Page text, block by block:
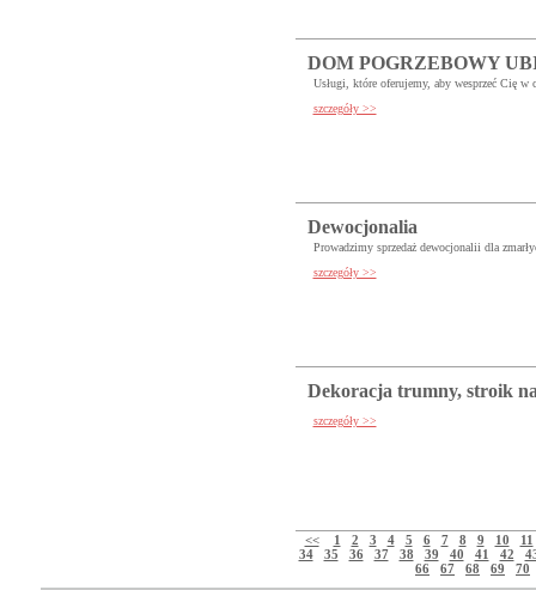
DOM POGRZEBOWY
Usługi, które oferujemy, aby wesprzeć Cię w
szczegóły >>
Dewocjonalia
Prowadzimy sprzedaż dewocjonalii dla
szczegóły >>
Dekoracja trumny, stroik
szczegóły >>
<< 1 2 3 4 5 6 7 8 9 10
11
34
35 36 37 38 39 40 41 42
66
67 68 69 70